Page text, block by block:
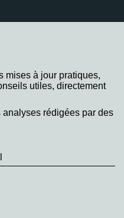
mises à jour pratiques,
utiles, directement
rédigées par des